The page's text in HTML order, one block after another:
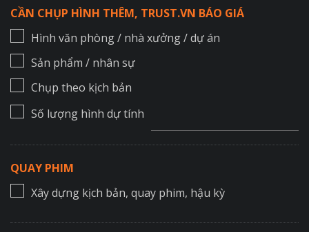
CẦN CHỤP HÌNH THÊM, TRUST.VN BÁO GIÁ
Hình văn phòng / nhà xưởng / dự án
Sản phẩm / nhân sự
Chụp theo kịch bản
Số lượng hình dự tính
QUAY PHIM
Xây dựng kịch bản, quay phim, hậu kỳ